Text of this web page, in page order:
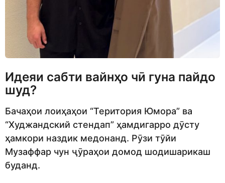
Идеяи сабти вайнҳо чӣ гуна пайдо
шуд?
Бачаҳои лоиҳаҳои “Територия Юмора” ва
“Худжандский стендап” ҳамдигарро дӯсту
ҳамкори наздик медонанд. Рӯзи тӯйи
Музаффар чун ҷӯраҳои домод шодишарикаш
буданд.